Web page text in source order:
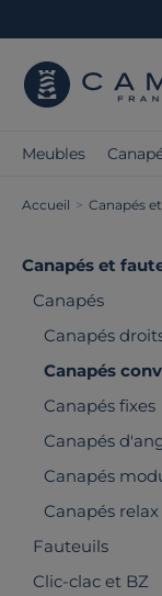
Meubles
Accueil > Canapés
Canapés et
Canapés
Canapés
Canapés
Canapés fixes
Canapés
Canapés
Canapés relax
Fauteuils
Clic-clac et BZ